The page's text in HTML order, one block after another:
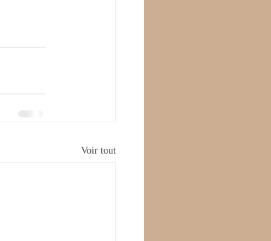
Voir tout